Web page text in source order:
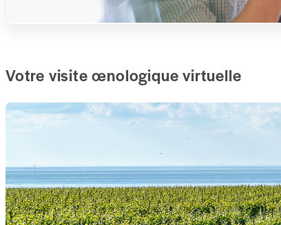
Votre visite œnologique virtuelle